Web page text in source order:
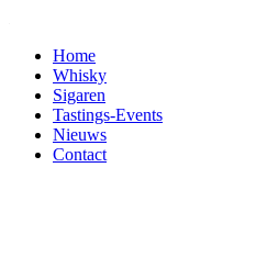
Home
Whisky
Sigaren
Tastings-Events
Nieuws
Contact